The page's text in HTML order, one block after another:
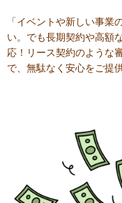
「イベントや新しい事業
い。でも長期契約や高額
応！リース契約のような
で、無駄なく安心をご提